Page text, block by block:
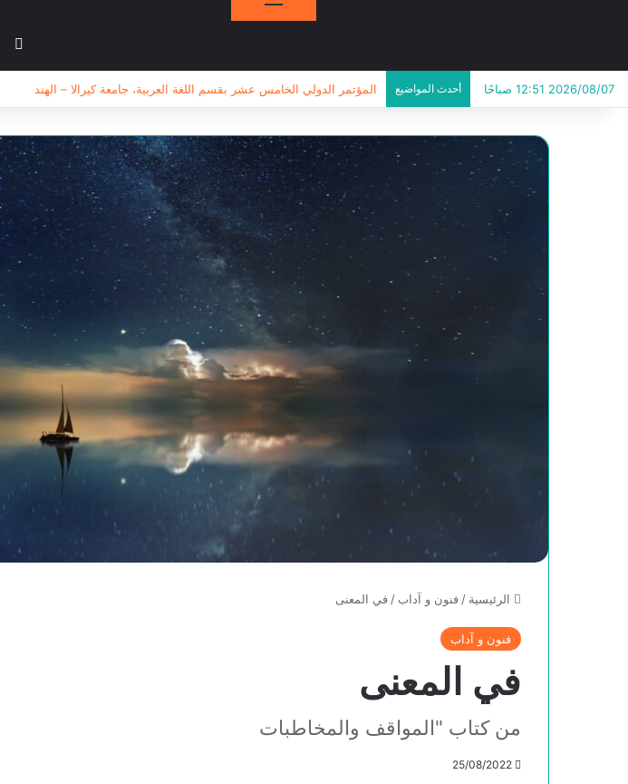
2026/08/07 12:51 صباحًا أحدث المواضيع المؤتمر الدولي الخامس عشر بقسم اللغة العربية، جامعة كيرالا – الهند
الرئيسية / فنون و آداب / في المعنى
فنون و آداب
في المعنى
من كتاب "المواقف والمخاطبات
25/08/2022